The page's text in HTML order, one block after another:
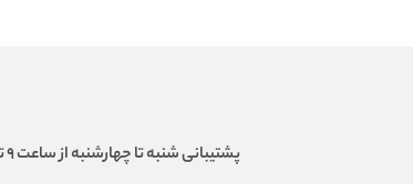
پشتیبانی شنبه تا چهارشنبه از ساعت 9 تا 17